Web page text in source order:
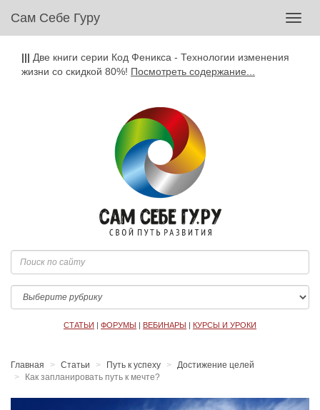
Сам Себе Гуру
||| Две книги серии Код Феникса - Технологии изменения
жизни со скидкой 80%! Посмотреть содержание...
СТАТЬИ | ФОРУМЫ | ВЕБИНАРЫ | КУРСЫ И УРОКИ
Главная Статьи Путь к успеху
Достижение целей
Как запланировать путь к мечте?